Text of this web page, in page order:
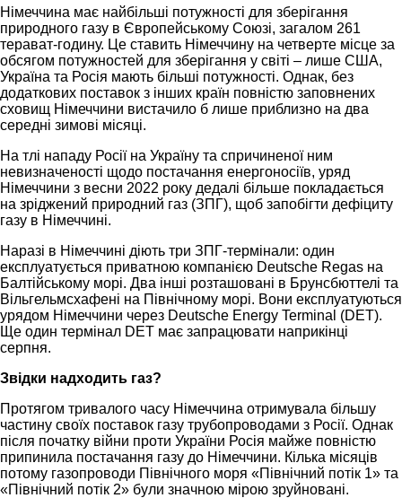
Німеччина має найбільші потужності для зберігання
природного газу в Європейському Союзі, загалом 261
терават-годину. Це ставить Німеччину на четверте місце за
обсягом потужностей для зберігання у світі – лише США,
Україна та Росія мають більші потужності. Однак, без
додаткових поставок з інших країн повністю заповнених
сховищ Німеччини вистачило б лише приблизно на два
середні зимові місяці.
На тлі нападу Росії на Україну та спричиненої ним
невизначеності щодо постачання енергоносіїв, уряд
Німеччини з весни 2022 року дедалі більше покладається
на зріджений природний газ (ЗПГ), щоб запобігти дефіциту
газу в Німеччині.
Наразі в Німеччині діють три ЗПГ-термінали: один
експлуатується приватною компанією Deutsche Regas на
Балтійському морі. Два інші розташовані в Брунсбюттелі та
Вільгельмсхафені на Північному морі. Вони експлуатуються
урядом Німеччини через Deutsche Energy Terminal (DET).
Ще один термінал DET має запрацювати наприкінці
серпня.
Звідки надходить газ?
Протягом тривалого часу Німеччина отримувала більшу
частину своїх поставок газу трубопроводами з Росії. Однак
після початку війни проти України Росія майже повністю
припинила постачання газу до Німеччини. Кілька місяців
потому газопроводи Північного моря «Північний потік 1» та
«Північний потік 2» були значною мірою зруйновані.